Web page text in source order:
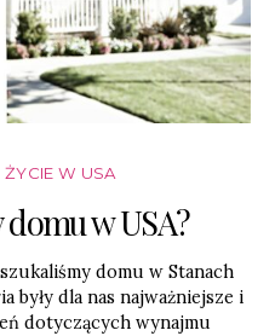
ŻYCIE W USA
domu w USA?
domu w Stanach
były dla nas najważniejsze i
dotyczących wynajmu